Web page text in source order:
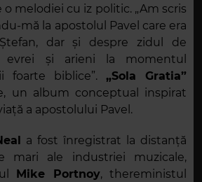
melodiei cu iz politic. „Am scris
mă la apostolul Pavel care era
dar și despre zidul de
evrei și arieni la momentul
foarte biblice”. „Sola Gratia”
un album conceptual inspirat
a apostolului Pavel.
a fost înregistrat la distanță
mari ale industriei muzicale,
Mike Portnoy, thereministul